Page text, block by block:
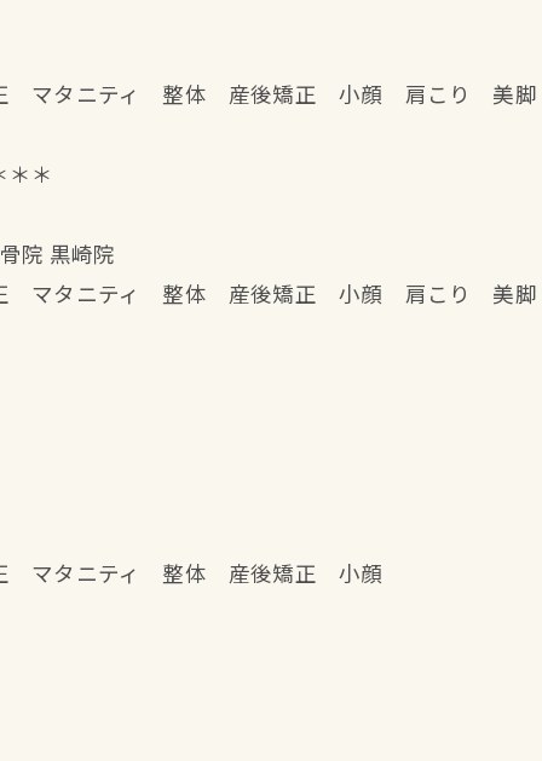
マタニティ 整体 産後矯正 小顔 肩こり 美
＊＊
院 黒崎院
マタニティ 整体 産後矯正 小顔 肩こり 美
マタニティ 整体 産後矯正 小顔